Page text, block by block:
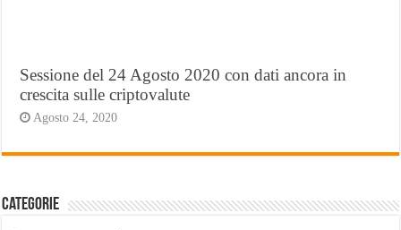
Sessione del 24 Agosto 2020 con dati ancora in
crescita sulle criptovalute
Agosto 24, 2020
Categorie